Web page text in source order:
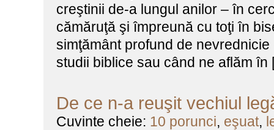
creştinii de-a lungul anilor – în
cămăruţă şi împreună cu toţi în
simţământ profund de
studii biblice sau când ne aflăm
De ce n-a reuşit vechiul
Cuvinte cheie: 10 porunci, eşuat,